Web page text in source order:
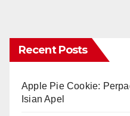
Recent Posts
Apple Pie Cookie:
Isian Apel